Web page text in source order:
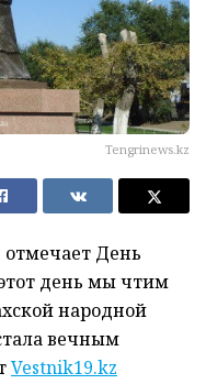
Tengrinews.kz
отмечает День
день мы чтим
народной
вечным
Vestnik19.kz